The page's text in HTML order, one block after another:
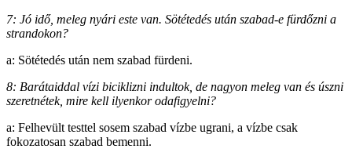
7: Jó idő, meleg nyári este van. Sötétedés után szabad-e fürdőzni a
strandokon?
a: Sötétedés után nem szabad fürdeni.
8: Barátaiddal vízi biciklizni indultok, de nagyon meleg van és úszni
szeretnétek, mire kell ilyenkor odafigyelni?
a: Felhevült testtel sosem szabad vízbe ugrani, a vízbe csak
fokozatosan szabad bemenni.